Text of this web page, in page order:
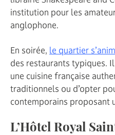
institution pour les
anglophone.
En soirée, le quartier
des restaurants typiques.
une cuisine française
traditionnels ou d’opter
contemporains proposant
L’Hôtel Royal